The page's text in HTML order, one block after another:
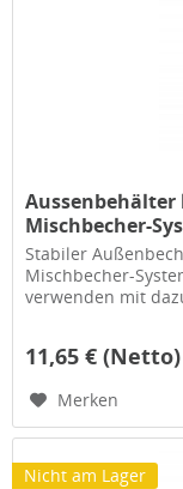
Aussenbehälter
Mischbecher-
Stabiler
Mischbecher-
verwenden mit
11,65 €
Merken
Nicht am Lager